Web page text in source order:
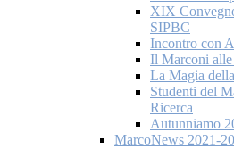
XIX
SIPBC
Incontro con
Il Marconi alle
La Magia
Studenti del
Ricerca
Autunniamo
MarcoNews 2021-